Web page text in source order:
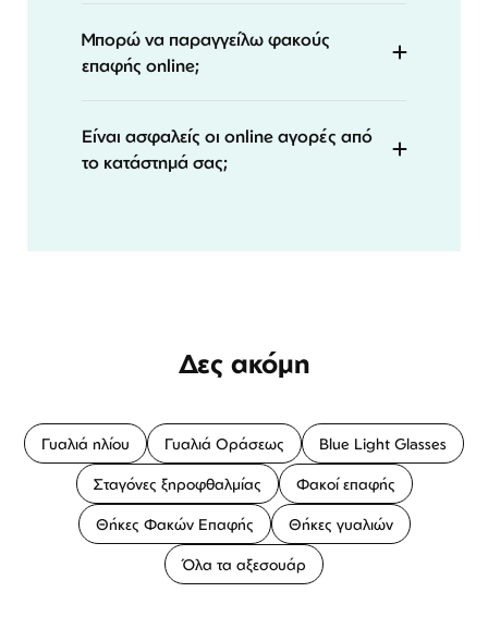
Μπορώ να παραγγείλω φακούς
επαφής online;
Είναι ασφαλείς οι online αγορές από
το κατάστημά σας;
Δες ακόμη
Γυαλιά ηλίου Γυαλιά Οράσεως Blue Light Glasses
Σταγόνες ξηροφθαλμίας Φακοί επαφής
Θήκες Φακών Επαφής Θήκες γυαλιών
Όλα τα αξεσουάρ